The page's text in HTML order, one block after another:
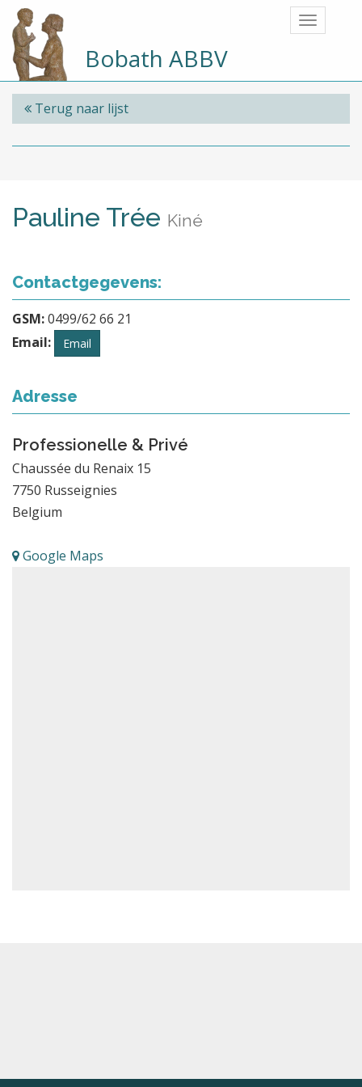
Bobath ABBV
Terug naar lijst
Pauline Trée Kiné
Contactgegevens:
GSM:0499/62 66 21
Email:
Email
Adresse
Professionelle & Privé
Chaussée du Renaix 15
7750 Russeignies
Belgium
Google Maps